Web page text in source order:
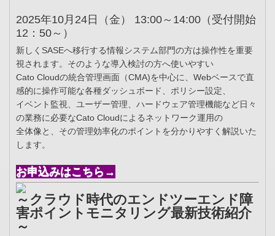
2025年10月24日（金） 13:00～14:00（受付開始
12：50～）
新しくSASEへ移行する情報システム部門の方は操作性を重要
視されます。そのような導入検討の方へ使いやすい
Cato Cloudの統合管理画面（CMA)を中心に、Webベースで直
感的に操作可能な各種ダッシュボード、ポリシー設定、
イベント監視、ユーザー管理、ハードウェア管理機能など日々
の業務に必要なCato Cloudによるネットワーク運用の
全体像と、その管理効率化のポイントを分かりやすく解説いた
します。
お申込みはこちら→
～クラウド時代のエンドツーエンド障
害ポイントモニタリング最新技術紹介
～